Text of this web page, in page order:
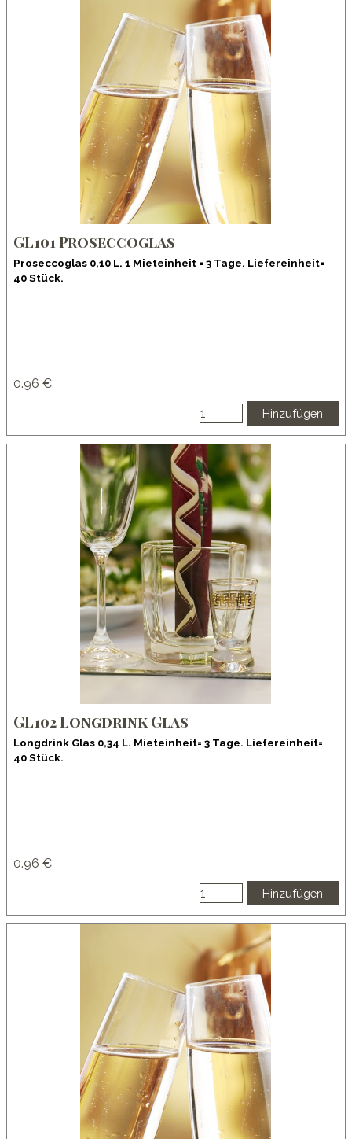
GL101 Proseccoglas
Proseccoglas 0,10 L. 1 Mieteinheit = 3 Tage. Liefereinheit=
40 Stück.
0.96 €
Hinzufügen
GL102 Longdrink Glas
Longdrink Glas 0,34 L. Mieteinheit= 3 Tage. Liefereinheit=
40 Stück.
0.96 €
Hinzufügen